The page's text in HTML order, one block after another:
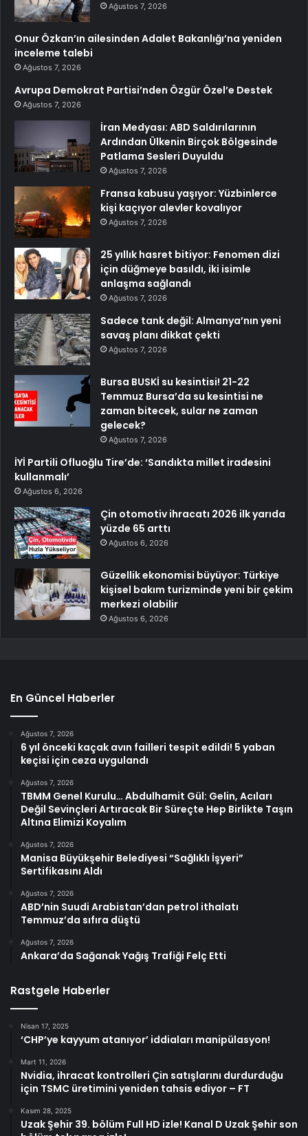
Ağustos 7, 2026
Onur Özkan’ın ailesinden Adalet Bakanlığı’na yeniden
inceleme talebi
Ağustos 7, 2026
Avrupa Demokrat Partisi’nden Özgür Özel’e Destek
Ağustos 7, 2026
İran Medyası: ABD Saldırılarının
Ardından Ülkenin Birçok Bölgesinde
Patlama Sesleri Duyuldu
Ağustos 7, 2026
Fransa kabusu yaşıyor: Yüzbinlerce
kişi kaçıyor alevler kovalıyor
Ağustos 7, 2026
25 yıllık hasret bitiyor: Fenomen dizi
için düğmeye basıldı, iki isimle
anlaşma sağlandı
Ağustos 7, 2026
Sadece tank değil: Almanya’nın yeni
savaş planı dikkat çekti
Ağustos 7, 2026
Bursa BUSKİ su kesintisi! 21-22
Temmuz Bursa’da su kesintisi ne
zaman bitecek, sular ne zaman
gelecek?
Ağustos 7, 2026
İYİ Partili Ofluoğlu Tire’de: ‘Sandıkta millet iradesini
kullanmalı’
Ağustos 6, 2026
Çin otomotiv ihracatı 2026 ilk yarıda
yüzde 65 arttı
Ağustos 6, 2026
Güzellik ekonomisi büyüyor: Türkiye
kişisel bakım turizminde yeni bir çekim
merkezi olabilir
Ağustos 6, 2026
En Güncel Haberler
Ağustos 7, 2026
6 yıl önceki kaçak avın failleri tespit edildi! 5 yaban
keçisi için ceza uygulandı
Ağustos 7, 2026
TBMM Genel Kurulu… Abdulhamit Gül: Gelin, Acıları
Değil Sevinçleri Artıracak Bir Süreçte Hep Birlikte Taşın
Altına Elimizi Koyalım
Ağustos 7, 2026
Manisa Büyükşehir Belediyesi “Sağlıklı İşyeri”
Sertifikasını Aldı
Ağustos 7, 2026
ABD’nin Suudi Arabistan’dan petrol ithalatı
Temmuz’da sıfıra düştü
Ağustos 7, 2026
Ankara’da Sağanak Yağış Trafiği Felç Etti
Rastgele Haberler
Nisan 17, 2025
‘CHP’ye kayyum atanıyor’ iddiaları manipülasyon!
Mart 11, 2026
Nvidia, ihracat kontrolleri Çin satışlarını durdurduğu
için TSMC üretimini yeniden tahsis ediyor – FT
Kasım 28, 2025
Uzak Şehir 39. bölüm Full HD izle! Kanal D Uzak Şehir son